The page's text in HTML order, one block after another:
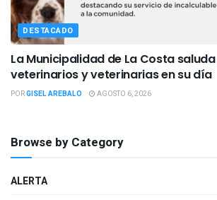
DESTACADO
La Municipalidad de La Costa
veterinarios y veterinarias en su día
PORGISEL AREBALO AGOSTO 6, 2026
Browse by Category
ALERTA